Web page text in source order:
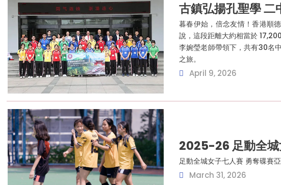
古鎮弘揚孔聖學 二
暮春伊始，倍念友情！香港順
說，這段距離大約相當於
李婉瑩老師帶領下，共有30名
之旅。
April 9, 2026
2025-26 足動全城
足動全城女子七人賽 勇奪碟賽
March 31, 2026